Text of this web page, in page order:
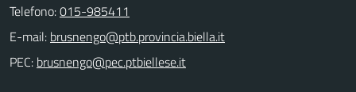
Telefono:015-985411
E-mail:
PEC: